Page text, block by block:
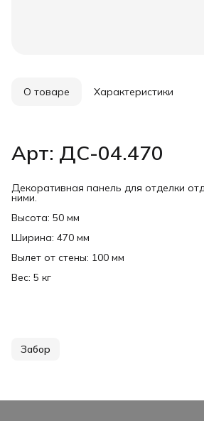
О товаре Характеристики
Арт: ДС-04.470
Декоративная панель для отделки
ними.
Высота: 50 мм
Ширина: 470 мм
Вылет от стены: 100 мм
Вес: 5 кг
Забор